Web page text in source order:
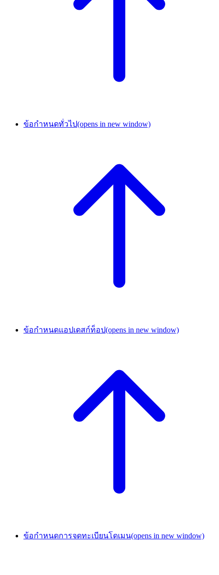
ข้อกำหนดทั่วไป(opens in new window)
ข้อกำหนดแอปเดสก์ท็อป(opens in new window)
ข้อกำหนดการจดทะเบียนโดเมน(opens in new window)